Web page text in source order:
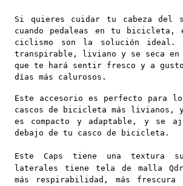
Si quieres cuidar tu cabeza del
cuando pedaleas en tu bicicleta,
ciclismo son la solución ideal.
transpirable, liviano y se seca en
que te hará sentir fresco y a
días más calurosos.
Este accesorio es perfecto para
cascos de bicicleta más livianos,
es compacto y adaptable, y se
debajo de tu casco de bicicleta.
Este Caps tiene una textura
laterales tiene tela de malla
más respirabilidad, más